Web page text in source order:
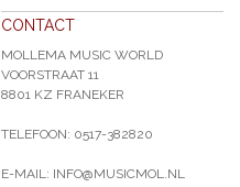
CONTACT
MOLLEMA MUSIC WORLD
VOORSTRAAT 11
8801 KZ FRANEKER
TELEFOON: 0517-382820
E-MAIL: INFO@MUSICMOL.NL